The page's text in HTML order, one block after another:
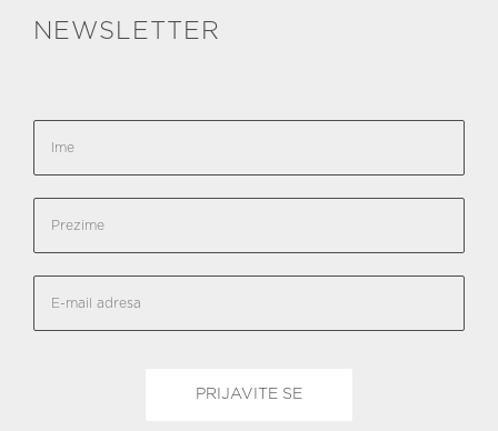
NEWSLETTER